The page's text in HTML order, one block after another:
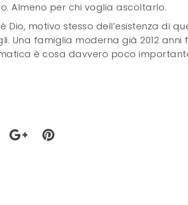
Almeno per chi voglia ascoltarlo.
Dio, motivo stesso dell’esistenza di
Una famiglia moderna già 2012 anni
è cosa davvero poco